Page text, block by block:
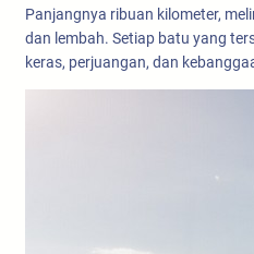
Panjangnya ribuan kilometer,
dan lembah. Setiap batu yang
keras, perjuangan, dan